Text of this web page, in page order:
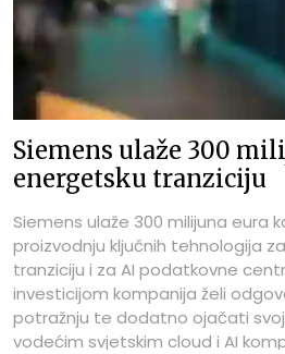
Siemens ulaže 300
energetsku tranziciju
Siemens ulaže 300 milijuna eura
proizvodnju ključnih tehnologija
tranziciju i za AI podatkovne
investicijom kompanija želi
potražnju te dodatno ojačati
vodećim svjetskim cloud i AI